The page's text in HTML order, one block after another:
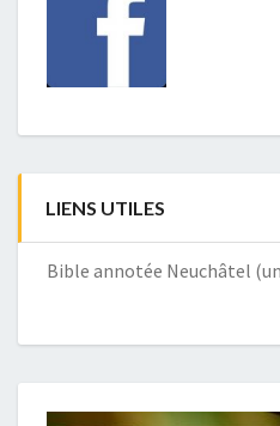
LIENS UTILES
Bible annotée Neuchâtel